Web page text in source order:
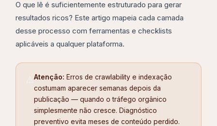
O que lê é suficientemente estruturado para gerar
resultados ricos? Este artigo mapeia cada camada
desse processo com ferramentas e checklists
aplicáveis a qualquer plataforma.
⚠️ Atenção: Erros de crawlability e indexação
costumam aparecer semanas depois da
publicação — quando o tráfego orgânico
simplesmente não cresce. Diagnóstico
preventivo evita meses de conteúdo perdido.